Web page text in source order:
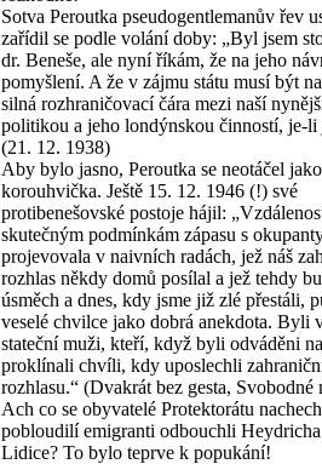
Sotva Peroutka pseudogentlemanův řev
zařídil se podle volání doby: „Byl jsem
dr. Beneše, ale nyní říkám, že na jeho
pomyšlení. A že v zájmu státu musí být
silná rozhraničovací čára mezi naší
politikou a jeho londýnskou činností, je-li
(21. 12. 1938)
Aby bylo jasno, Peroutka se neotáčel jako
korouhvička. Ještě 15. 12. 1946 (!) své
protibenešovské postoje hájil:
skutečným podmínkám zápasu s
projevovala v naivních radách, jež náš
rozhlas někdy domů posílal a jež tehdy
úsměch a dnes, kdy jsme již zlé přestáli,
veselé chvilce jako dobrá anekdota. Byli
stateční muži, kteří, když byli odváděni
proklínali chvíli, kdy uposlechli
rozhlasu.“ (Dvakrát bez gesta, Svobodné
Ach co se obyvatelé Protektorátu
pobloudilí emigranti odbouchli
Lidice? To bylo teprve k popukání!